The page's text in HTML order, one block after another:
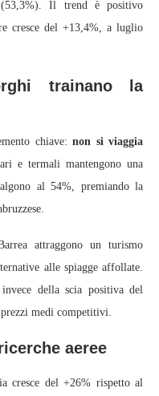
Il trend è positivo
cresce del +13,4%, a luglio
trainano la
chiave: non si viaggia
e termali mantengono una
al 54%, premiando la
attraggono un turismo
alle spiagge affollate.
della scia positiva del
medi competitivi.
aeree
cresce del +26% rispetto al